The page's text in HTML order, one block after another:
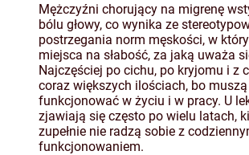
Mężczyźni chorujący na migrenę
bólu głowy, co wynika ze
postrzegania norm męskości, w
miejsca na słabość, za jaką uważa
Najczęściej po cichu, po kryjomu i z
coraz większych ilościach, bo muszą
funkcjonować w życiu i w pracy. U
zjawiają się często po wielu latach,
zupełnie nie radzą sobie z
funkcjonowaniem.